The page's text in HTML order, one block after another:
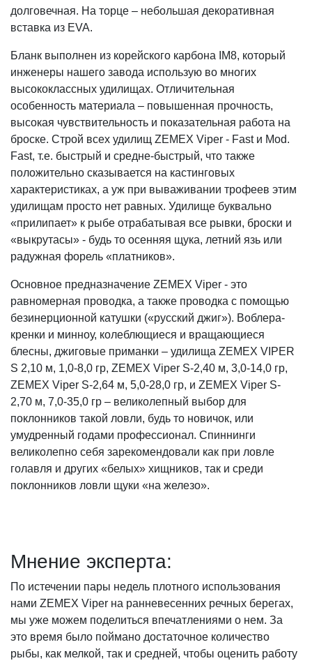
долговечная. На торце – небольшая декоративная
вставка из EVA.
Бланк выполнен из корейского карбона IM8, который
инженеры нашего завода использую во многих
высококлассных удилищах. Отличительная
особенность материала – повышенная прочность,
высокая чувствительность и показательная работа на
броске. Строй всех удилищ ZEMEX Viper - Fast и Mod.
Fast, т.е. быстрый и средне-быстрый, что также
положительно сказывается на кастинговых
характеристиках, а уж при вываживании трофеев этим
удилищам просто нет равных. Удилище буквально
«прилипает» к рыбе отрабатывая все рывки, броски и
«выкрутасы» - будь то осенняя щука, летний язь или
радужная форель «платников».
Основное предназначение ZEMEX Viper - это
равномерная проводка, а также проводка с помощью
безинерционной катушки («русский джиг»). Воблера-
кренки и минноу, колеблющиеся и вращающиеся
блесны, джиговые приманки – удилища ZEMEX VIPER
S 2,10 м, 1,0-8,0 гр, ZEMEX Viper S-2,40 м, 3,0-14,0 гр,
ZEMEX Viper S-2,64 м, 5,0-28,0 гр, и ZEMEX Viper S-
2,70 м, 7,0-35,0 гр – великолепный выбор для
поклонников такой ловли, будь то новичок, или
умудренный годами профессионал. Спиннинги
великолепно себя зарекомендовали как при ловле
голавля и других «белых» хищников, так и среди
поклонников ловли щуки «на железо».
Мнение эксперта:
По истечении пары недель плотного использования
нами ZEMEX Viper на ранневесенних речных берегах,
мы уже можем поделиться впечатлениями о нем. За
это время было поймано достаточное количество
рыбы, как мелкой, так и средней, чтобы оценить работу